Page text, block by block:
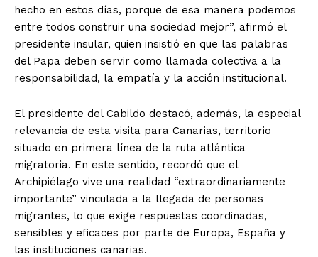
hecho en estos días, porque de esa manera podemos
entre todos construir una sociedad mejor”, afirmó el
presidente insular, quien insistió en que las palabras
del Papa deben servir como llamada colectiva a la
responsabilidad, la empatía y la acción institucional.
El presidente del Cabildo destacó, además, la especial
relevancia de esta visita para Canarias, territorio
situado en primera línea de la ruta atlántica
migratoria. En este sentido, recordó que el
Archipiélago vive una realidad “extraordinariamente
importante” vinculada a la llegada de personas
migrantes, lo que exige respuestas coordinadas,
sensibles y eficaces por parte de Europa, España y
las instituciones canarias.